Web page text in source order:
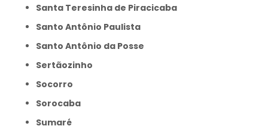
Santa Teresinha de Piracicaba
Santo Antônio Paulista
Santo Antônio da Posse
Sertãozinho
Socorro
Sorocaba
Sumaré